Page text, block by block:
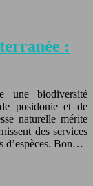
:
une biodiversité
posidonie et de
naturelle mérite
des services
d’espèces. Bon…